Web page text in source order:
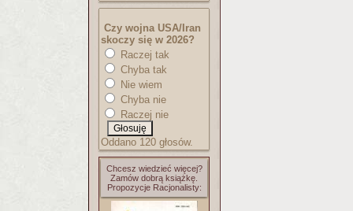
Czy wojna USA/Iran
skoczy się w 2026?
Raczej tak
Chyba tak
Nie wiem
Chyba nie
Raczej nie
Oddano 120 głosów.
Chcesz wiedzieć więcej?
Zamów dobrą książkę.
Propozycje Racjonalisty: